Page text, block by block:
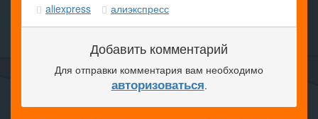
aliexpress алиэкспресс
Добавить комментарий
Для отправки комментария вам необходимо
авторизоваться.